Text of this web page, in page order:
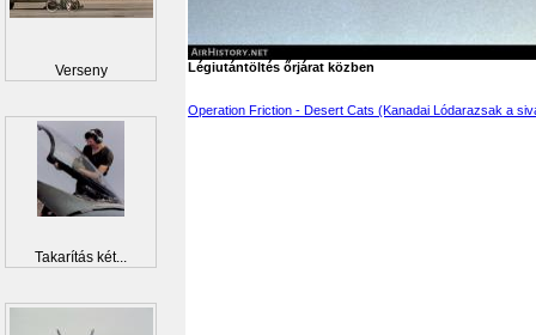
Légiutántöltés őrjárat közben
Operation Friction - Desert Cats (Kanadai Lódarazsak a
Verseny
Takarítás két...